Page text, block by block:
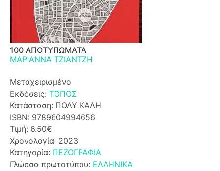
100 ΑΠΟΤΥΠΩΜΑΤΑ
ΜΑΡΙΑΝΝΑ ΤΖΙΑΝΤΖΗ
Μεταχειρισμένο
Εκδόσεις: ΤΟΠΟΣ
Κατάσταση: ΠΟΛΥ ΚΑΛΗ
ISBN: 9789604994656
Τιμή: 6.50€
Χρονολογία: 2023
Κατηγορία: ΠΕΖΟΓΡΑΦΙΑ
Γλώσσα πρωτοτύπου: ΕΛΛΗΝΙΚΑ